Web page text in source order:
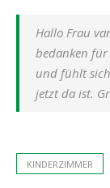
Hallo Frau
bedanken
und fühlt
jetzt da ist.
KINDERZIMMER